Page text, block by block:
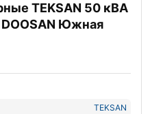
TEKSAN 50 кВА
Южная
TEKSAN